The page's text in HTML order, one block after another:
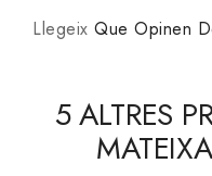
Llegeix Que Opinen
5 ALTRES